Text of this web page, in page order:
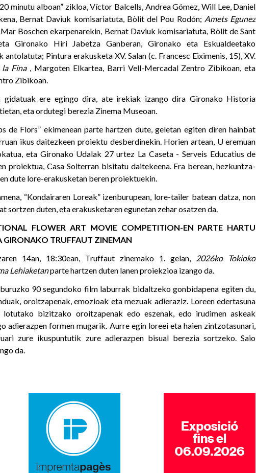
minutu alboan” zikloa, Víctor Balcells, Andrea Gómez, Will Lee, Daniel
Bernat Daviuk komisariatuta, Bòlit del Pou Rodón; Amets Egunez
Boschen ekarpenarekin, Bernat Daviuk komisariatuta, Bòlit de Sant
Gironako Hiri Jabetza Ganberan, Gironako eta Eskualdeetako
Pintura erakusketa XV. Salan (c. Francesc Eiximenis, 15), XV.
Fina, Margoten Elkartea, Barri Vell-Mercadal Zentro Zibikoan, eta
Zibikoan.
gidatuak ere egingo dira, ate irekiak izango dira Gironako Historia
eta ordutegi berezia Zinema Museoan.
de Flors” ekimenean parte hartzen dute, geletan egiten diren hainbat
ikus daitezkeen proiektu desberdinekin. Horien artean, U eremuan
eta Gironako Udalak 27 urtez La Caseta - Serveis Educatius de
proiektua, Casa Solterran bisitatu daitekeena. Era berean, hezkuntza-
dute lore-erakusketan beren proiektuekin.
“Kondairaren Loreak” izenburupean, lore-tailer batean datza, non
sortzen duten, eta erakusketaren egunetan zehar osatzen da.
FLOWER ART MOVIE COMPETITION-EN PARTE HARTU
GIRONAKO TRUFFAUT ZINEMAN
14an, 18:30ean, Truffaut zinemako 1. gelan, 2026ko Tokioko
Lehiaketanparte hartzen duten lanen proiekzioa izango da.
90 segundoko film laburrak bidaltzeko gonbidapena egiten du,
oroitzapenak, emozioak eta mezuak adieraziz. Loreen edertasuna
bizitzako oroitzapenak edo eszenak, edo irudimen askeak
adierazpen formen mugarik. Aurre egin loreei eta haien zintzotasunari,
zure ikuspuntutik zure adierazpen bisual berezia sortzeko. Saio
da.